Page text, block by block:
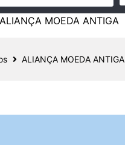
MOEDA ANTIGA
ALIANÇA MOEDA ANTIGA